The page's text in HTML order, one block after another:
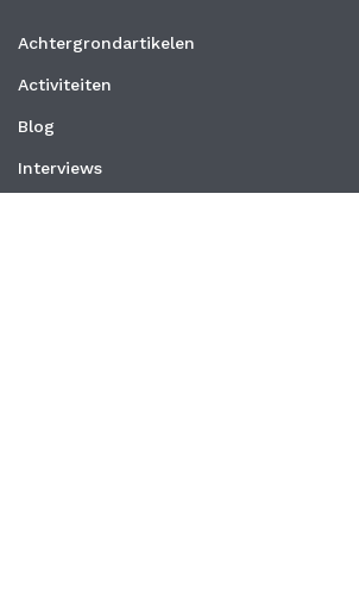
Achtergrondartikelen
Activiteiten
Blog
Interviews